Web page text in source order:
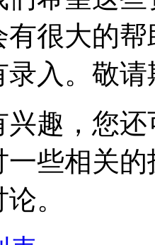
有很大的
入。敬请
趣，您还
一些相关
。